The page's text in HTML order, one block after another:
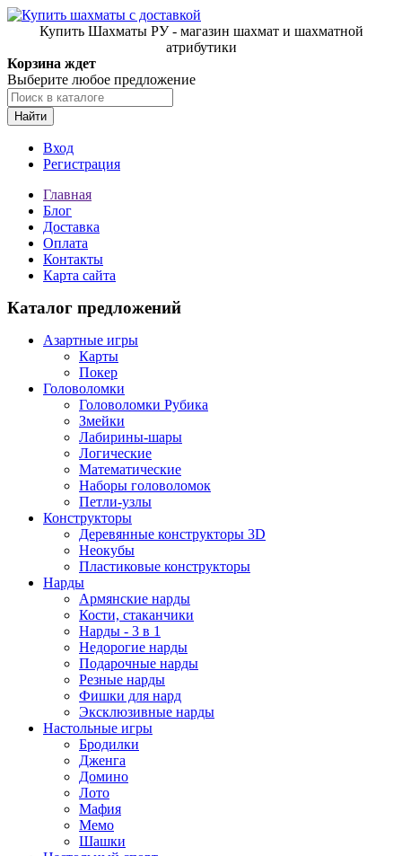
Купить Шахматы РУ - магазин шахмат и шахматной
атрибутики
Корзина ждет
Выберите любое предложение
Найти
Вход
Регистрация
Главная
Блог
Доставка
Оплата
Контакты
Карта сайта
Каталог предложений
Азартные игры
Карты
Покер
Головоломки
Головоломки Рубика
Змейки
Лабирины-шары
Логические
Математические
Наборы головоломок
Петли-узлы
Конструкторы
Деревянные конструкторы 3D
Неокубы
Пластиковые конструкторы
Нарды
Армянские нарды
Кости, стаканчики
Нарды - 3 в 1
Недорогие нарды
Подарочные нарды
Резные нарды
Фишки для нард
Эксклюзивные нарды
Настольные игры
Бродилки
Дженга
Домино
Лото
Мафия
Мемо
Шашки